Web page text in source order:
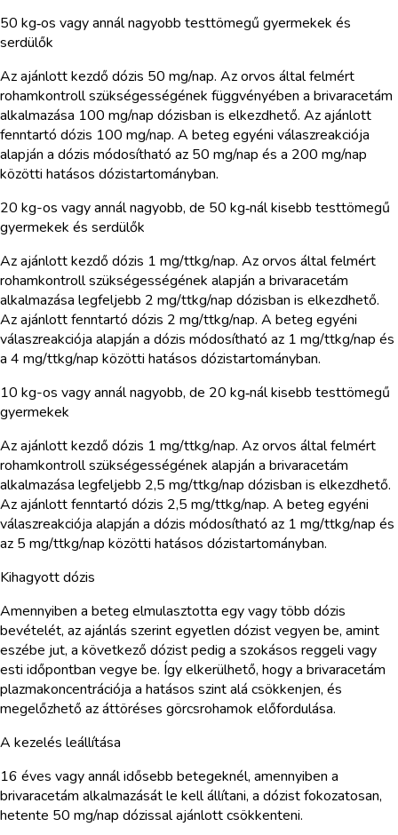
50 kg‑os vagy annál nagyobb testtömegű gyermekek és
serdülők
Az ajánlott kezdő dózis 50 mg/nap. Az orvos által felmért
rohamkontroll szükségességének függvényében a brivaracetám
alkalmazása 100 mg/nap dózisban is elkezdhető. Az ajánlott
fenntartó dózis 100 mg/nap. A beteg egyéni válaszreakciója
alapján a dózis módosítható az 50 mg/nap és a 200 mg/nap
közötti hatásos dózistartományban.
20 kg-os vagy annál nagyobb, de 50 kg‑nál kisebb testtömegű
gyermekek és serdülők
Az ajánlott kezdő dózis 1 mg/ttkg/nap. Az orvos által felmért
rohamkontroll szükségességének alapján a brivaracetám
alkalmazása legfeljebb 2 mg/ttkg/nap dózisban is elkezdhető.
Az ajánlott fenntartó dózis 2 mg/ttkg/nap. A beteg egyéni
válaszreakciója alapján a dózis módosítható az 1 mg/ttkg/nap és
a 4 mg/ttkg/nap közötti hatásos dózistartományban.
10 kg-os vagy annál nagyobb, de 20 kg‑nál kisebb testtömegű
gyermekek
Az ajánlott kezdő dózis 1 mg/ttkg/nap. Az orvos által felmért
rohamkontroll szükségességének alapján a brivaracetám
alkalmazása legfeljebb 2,5 mg/ttkg/nap dózisban is elkezdhető.
Az ajánlott fenntartó dózis 2,5 mg/ttkg/nap. A beteg egyéni
válaszreakciója alapján a dózis módosítható az 1 mg/ttkg/nap és
az 5 mg/ttkg/nap közötti hatásos dózistartományban.
Kihagyott dózis
Amennyiben a beteg elmulasztotta egy vagy több dózis
bevételét, az ajánlás szerint egyetlen dózist vegyen be, amint
eszébe jut, a következő dózist pedig a szokásos reggeli vagy
esti időpontban vegye be. Így elkerülhető, hogy a brivaracetám
plazmakoncentrációja a hatásos szint alá csökkenjen, és
megelőzhető az áttöréses görcsrohamok előfordulása.
A kezelés leállítása
16 éves vagy annál idősebb betegeknél, amennyiben a
brivaracetám alkalmazását le kell állítani, a dózist fokozatosan,
hetente 50 mg/nap dózissal ajánlott csökkenteni.